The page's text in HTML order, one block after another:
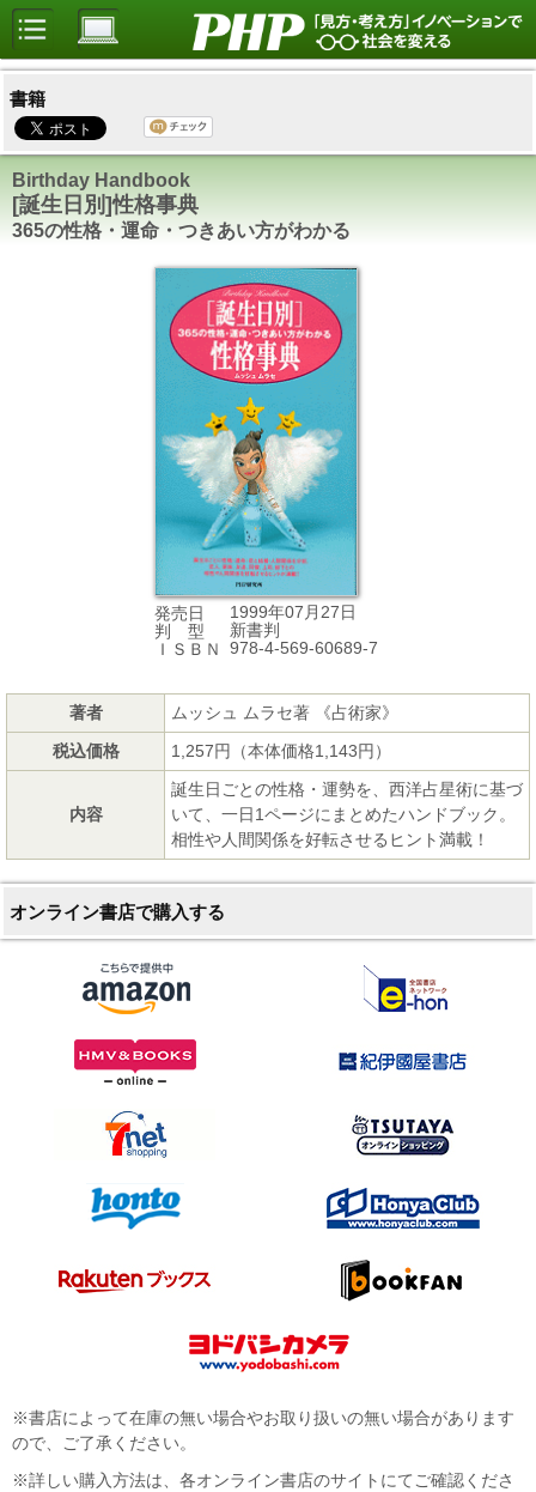
書籍
Birthday Handbook
[誕生日別]性格事典
365の性格・運命・つきあい方がわかる
発売日
1999年07月27日
判 型
新書判
ＩＳＢＮ
978-4-569-60689-7
著者
ムッシュ ムラセ著 《占術家》
税込価格
1,257円（本体価格1,143円）
内容
誕生日ごとの性格・運勢を、西洋占星術に基づ
いて、一日1ページにまとめたハンドブック。
相性や人間関係を好転させるヒント満載！
オンライン書店で購入する
※書店によって在庫の無い場合やお取り扱いの無い場合があります
ので、ご了承ください。
※詳しい購入方法は、各オンライン書店のサイトにてご確認くださ